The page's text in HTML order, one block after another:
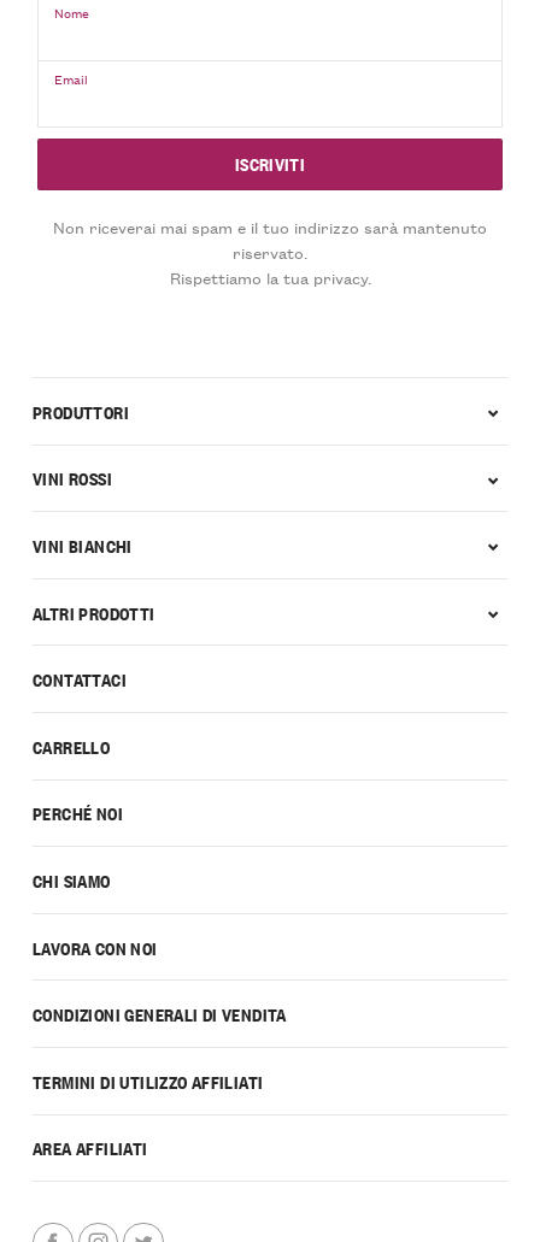
Nome
Email
Non riceverai mai spam e il tuo indirizzo sarà mantenuto
riservato.
Rispettiamo la tua privacy.
CONTATTACI
CARRELLO
PERCHÉ NOI
CHI SIAMO
LAVORA CON NOI
CONDIZIONI GENERALI DI VENDITA
TERMINI DI UTILIZZO AFFILIATI
AREA AFFILIATI
PRODUTTORI
VINI ROSSI
VINI BIANCHI
ALTRI PRODOTTI